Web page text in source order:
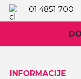
NED: 10:00-
01 4851 700
INFORMACIJE